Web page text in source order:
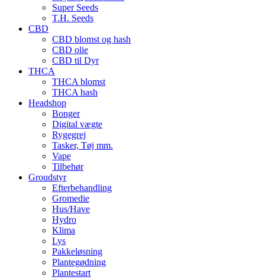
Super Seeds
T.H. Seeds
CBD
CBD blomst og hash
CBD olie
CBD til Dyr
THCA
THCA blomst
THCA hash
Headshop
Bonger
Digital vægte
Rygegrej
Tasker, Tøj mm.
Vape
Tilbehør
Groudstyr
Efterbehandling
Gromedie
Hus/Have
Hydro
Klima
Lys
Pakkeløsning
Plantegødning
Plantestart